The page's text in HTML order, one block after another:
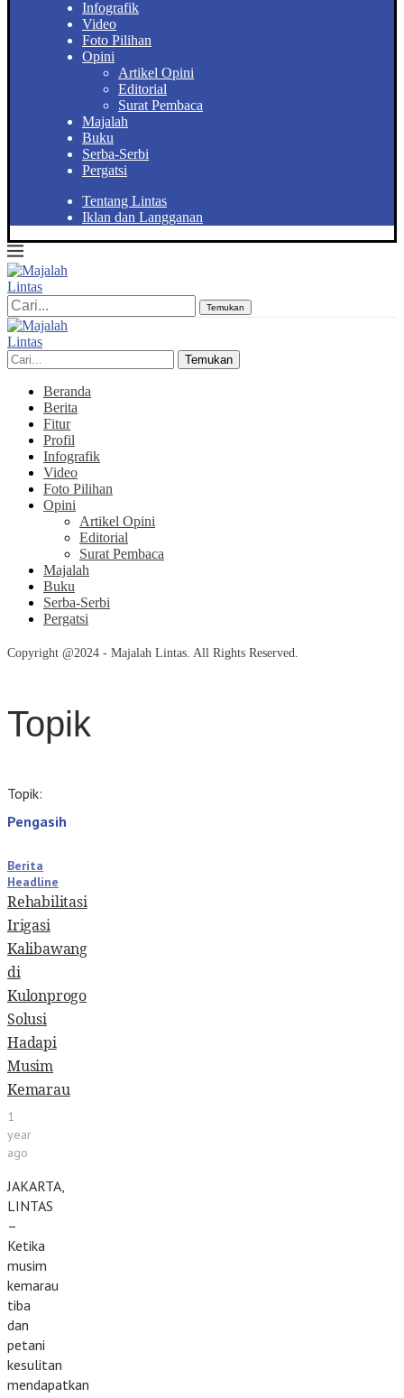
Infografik
Video
Foto Pilihan
Opini
Artikel Opini
Editorial
Surat Pembaca
Majalah
Buku
Serba-Serbi
Pergatsi
Tentang Lintas
Iklan dan Langganan
Temukan
Temukan
Beranda
Berita
Fitur
Profil
Infografik
Video
Foto Pilihan
Opini
Artikel Opini
Editorial
Surat Pembaca
Majalah
Buku
Serba-Serbi
Pergatsi
Copyright @2024 - Majalah Lintas. All Rights Reserved.
Topik
Topik:
Pengasih
Berita
Headline
Rehabilitasi
Irigasi
Kalibawang
di
Kulonprogo
Solusi
Hadapi
Musim
Kemarau
1
year
ago
JAKARTA,
LINTAS
–
Ketika
musim
kemarau
tiba
dan
petani
kesulitan
mendapatkan